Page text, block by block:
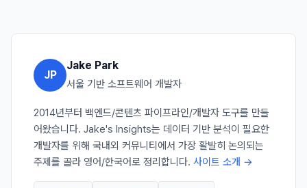
JP
Jake Park
서울 기반 소프트웨어 개발자
2014년부터 백엔드/콘텐츠 파이프라인/개발자 도구를 만들
어왔습니다. Jake's Insights는 데이터 기반 분석이 필요한
개발자를 위해 국내외 커뮤니티에서 가장 활발히 논의되는
주제를 골라 영어/한국어로 정리합니다. 사이트 소개 →